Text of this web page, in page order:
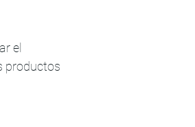
el
productos